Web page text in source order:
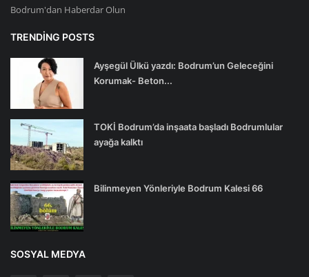
Bodrum'dan Haberdar Olun
TRENDING POSTS
Ayşegül Ülkü yazdı: Bodrum’un Geleceğini
Korumak- Beton...
TOKİ Bodrum’da inşaata başladı Bodrumlular
ayağa kalktı
Bilinmeyen Yönleriyle Bodrum Kalesi 66
SOSYAL MEDYA